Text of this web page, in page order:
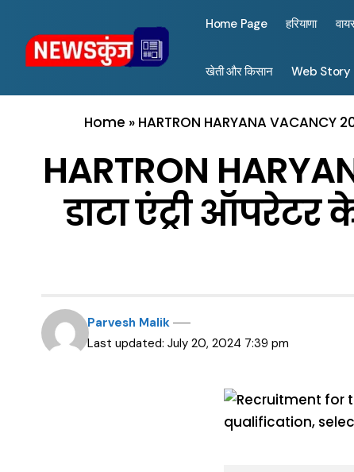
Home Page हरियाणा
खेती और किसान Web Story
Home » HARTRON HARYANA
HARTRON
डाटा एंट्री
Last updated: July 20, 2024 7:39 pm
Parvesh Malik